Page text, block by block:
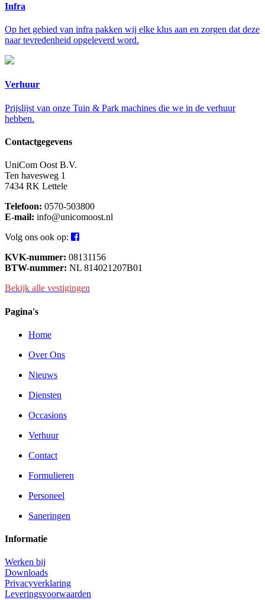
Infra
Op het gebied van infra pakken wij elke klus aan en zorgen dat deze
naar tevredenheid opgeleverd word.
Verhuur
Prijslijst van onze Tuin & Park machines die we in de verhuur
hebben.
Contactgegevens
UniCom Oost B.V.
Ten havesweg 1
7434 RK Lettele
Telefoon: 0570-503800
E-mail: info@unicomoost.nl
Volg ons ook op:
KVK-nummer: 08131156
BTW-nummer: NL 814021207B01
Bekijk alle vestigingen
Pagina's
Home
Over Ons
Nieuws
Diensten
Occasions
Verhuur
Contact
Formulieren
Personeel
Saneringen
Informatie
Werken bij
Downloads
Privacyverklaring
Leveringsvoorwaarden